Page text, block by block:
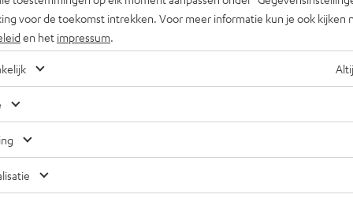
je bureau, thuis of
voor de toekomst intrekken. Voor meer informatie kun je ook kijken
en het impressum